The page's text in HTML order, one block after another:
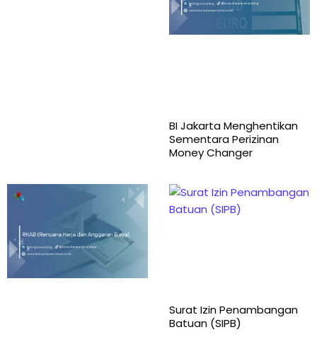
BI Jakarta Menghentikan
Sementara Perizinan
Money Changer
Surat Izin Penambangan
Batuan (SIPB)